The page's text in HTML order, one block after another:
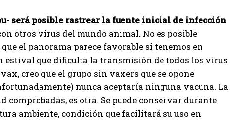
será posible rastrear la fuente inicial de infección
otros virus del mundo animal. No es posible
el panorama parece favorable si tenemos en
estival que dificulta la transmisión de todos los virus
creo que el grupo sin vaxers que se opone
nunca aceptaría ninguna vacuna. La
es otra. Se puede conservar durante
ambiente, condición que facilitará su uso en